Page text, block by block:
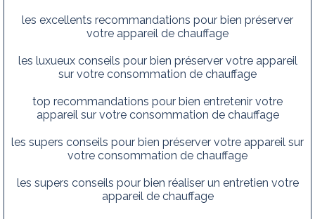
les excellents recommandations pour bien préserver
votre appareil de chauffage
les luxueux conseils pour bien préserver votre appareil
sur votre consommation de chauffage
top recommandations pour bien entretenir votre
appareil sur votre consommation de chauffage
les supers conseils pour bien préserver votre appareil sur
votre consommation de chauffage
les supers conseils pour bien réaliser un entretien votre
appareil de chauffage